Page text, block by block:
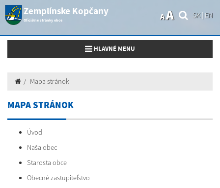
Zemplínske Kopčany
Oficiálne stránky obce
SK| EN
AA
Toggle navigation
HLAVNÉ MENU
Mapa stránok
MAPA STRÁNOK
Úvod
Naša obec
Starosta obce
Obecné zastupiteľstvo